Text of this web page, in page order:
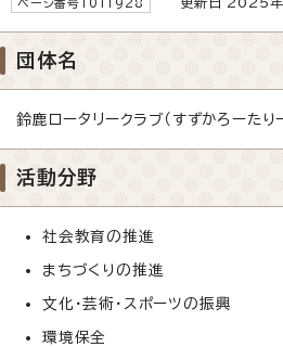
ページ番号1011928
団体名
鈴鹿ロータリークラブ（すずかろーたり
活動分野
社会教育の推進
まちづくりの推進
文化・芸術・スポーツの振興
環境保全